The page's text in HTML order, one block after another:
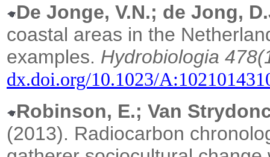
De Jonge, V.N.; de Jong,
coastal areas in the
examples. Hydrobiologia
dx.doi.org/10.1023/
Robinson, E.; Van
(2013). Radiocarbon